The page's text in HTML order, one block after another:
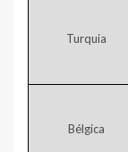
Turquia
Bélgica